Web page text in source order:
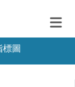
標圖